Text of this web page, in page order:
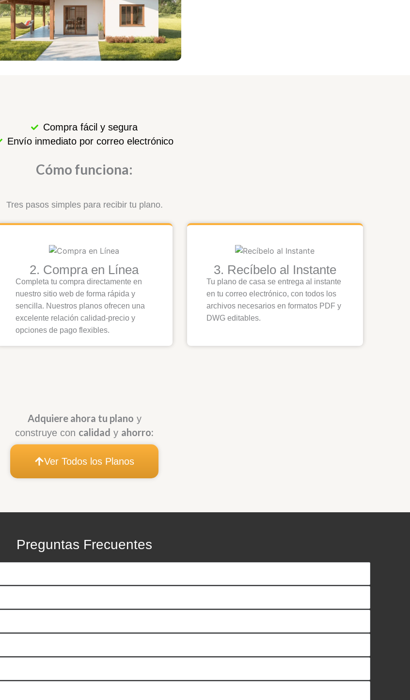
Compra fácil y segura
Envío inmediato por correo electrónico
Cómo funciona:
Tres pasos simples para recibir tu plano.
2. Compra en Línea
Completa tu compra directamente en
nuestro sitio web de forma rápida y
sencilla. Nuestros planos ofrecen una
excelente relación calidad-precio y
opciones de pago flexibles.
3. Recíbelo al Instante
Tu plano de casa se entrega al instante
en tu correo electrónico, con todos los
archivos necesarios en formatos PDF y
DWG editables.
Adquiere ahora tu plano y
construye con calidad y ahorro:
Ver Todos los Planos
Preguntas Frecuentes